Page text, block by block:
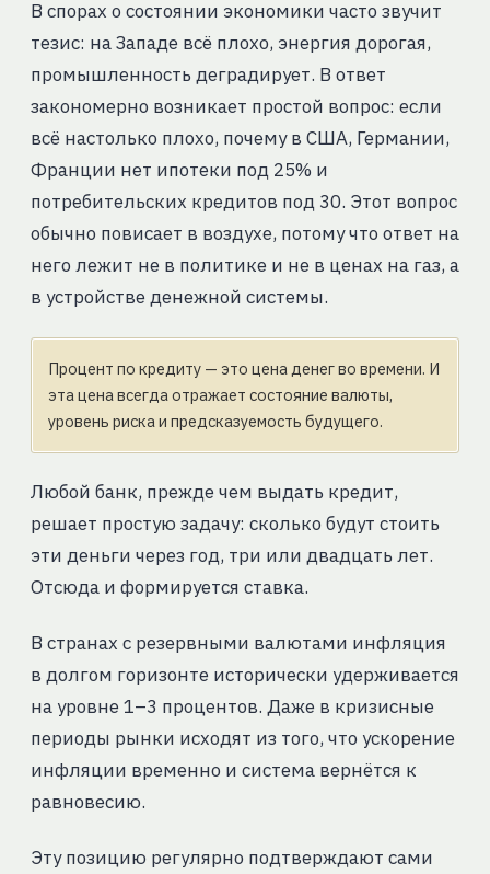
В спорах о состоянии экономики часто звучит
тезис: на Западе всё плохо, энергия дорогая,
промышленность деградирует. В ответ
закономерно возникает простой вопрос: если
всё настолько плохо, почему в США, Германии,
Франции нет ипотеки под 25% и
потребительских кредитов под 30. Этот вопрос
обычно повисает в воздухе, потому что ответ на
него лежит не в политике и не в ценах на газ, а
в устройстве денежной системы.
Процент по кредиту — это цена денег во времени. И
эта цена всегда отражает состояние валюты,
уровень риска и предсказуемость будущего.
Любой банк, прежде чем выдать кредит,
решает простую задачу: сколько будут стоить
эти деньги через год, три или двадцать лет.
Отсюда и формируется ставка.
В странах с резервными валютами инфляция
в долгом горизонте исторически удерживается
на уровне 1–3 процентов. Даже в кризисные
периоды рынки исходят из того, что ускорение
инфляции временно и система вернётся к
равновесию.
Эту позицию регулярно подтверждают сами